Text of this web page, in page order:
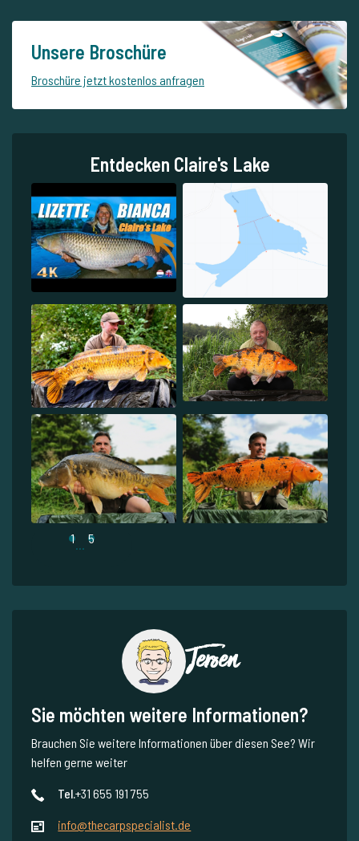
Unsere Broschüre
Broschüre jetzt kostenlos anfragen
Entdecken Claire's Lake
1... 5
Jeroen
Sie möchten weitere Informationen?
Brauchen Sie weitere Informationen über diesen See? Wir
helfen gerne weiter
Tel.+31 655 191 755
info@thecarpspecialist.de